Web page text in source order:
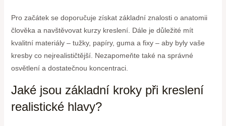
Pro začátek se doporučuje získat základní znalosti o anatomii
člověka a navštěvovat kurzy kreslení. Dále je důležité mít
kvalitní materiály – tužky, papíry, guma a fixy – aby byly vaše
kresby co nejrealističtější. Nezapomeňte také na správné
osvětlení a dostatečnou koncentraci.
Jaké jsou základní kroky při kreslení
realistické hlavy?